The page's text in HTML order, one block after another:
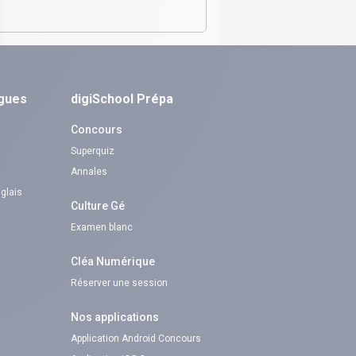
digiSchool Prépa
Concours
Superquiz
Annales
Culture Gé
Examen blanc
Cléa Numérique
Réserver une session
Nos applications
Application Android Concours